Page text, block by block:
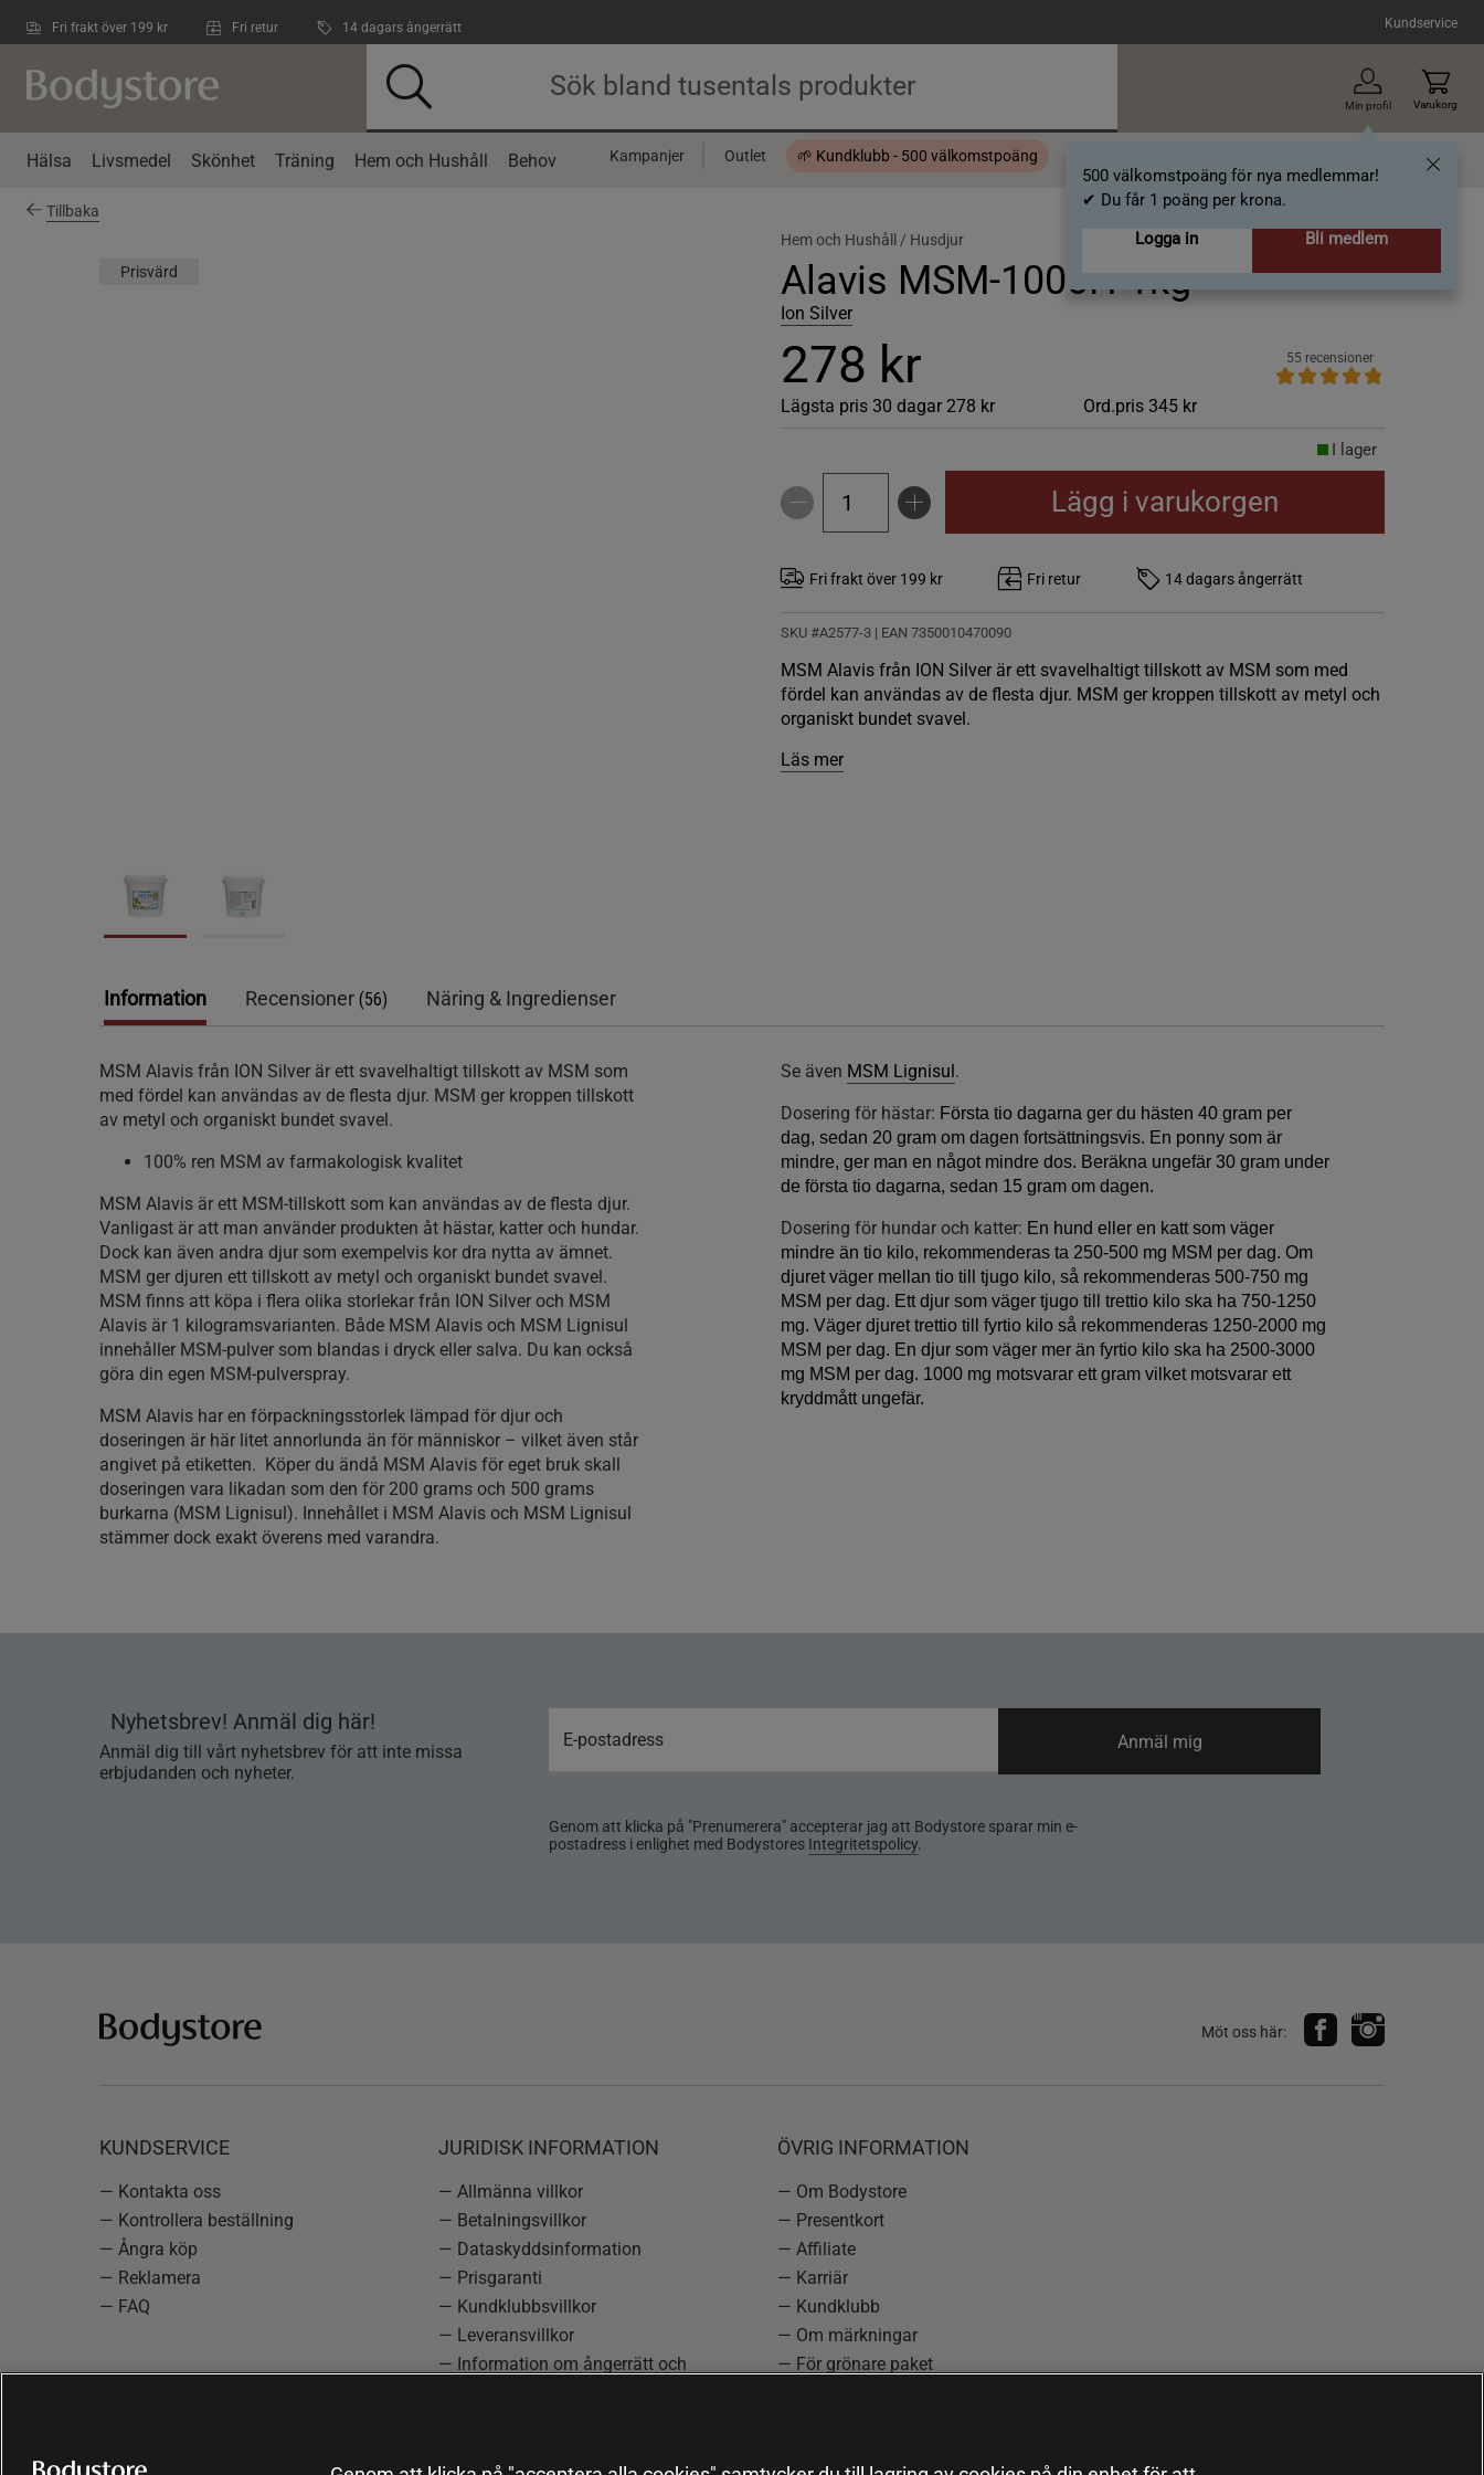
Fri frakt över 199 kr Fri retur 14 dagars ångerrätt Kundservice
Min profil
500 välkomstpoäng för nya medlemmar!
✔ Du får 1 poäng per krona.
Logga in
Bli medlem
Varukorg
Hälsa Livsmedel Skönhet Träning Hem och Hushåll Behov Kampanjer Outlet 🌱 Kundklubb - 500 välkomstpoäng
Tillbaka
Prisvärd
Hem och Hushåll / Husdjur
Alavis MSM-1000H 1kg
Ion Silver
278 kr
Lägsta pris 30 dagar 278 kr Ord.pris 345 kr
55 recensioner
I lager
Lägg i varukorgen
Fri frakt över 199 kr Fri retur 14 dagars ångerrätt
SKU #A2577-3 | EAN 7350010470090
MSM Alavis från ION Silver är ett svavelhaltigt tillskott av MSM som med
fördel kan användas av de flesta djur. MSM ger kroppen tillskott av metyl och
organiskt bundet svavel.
Läs mer
Information Recensioner (56) Näring & Ingredienser
MSM Alavis från ION Silver är ett svavelhaltigt tillskott av MSM som
med fördel kan användas av de flesta djur. MSM ger kroppen tillskott
av metyl och organiskt bundet svavel.
100% ren MSM av farmakologisk kvalitet
MSM Alavis är ett MSM-tillskott som kan användas av de flesta djur.
Vanligast är att man använder produkten åt hästar, katter och hundar.
Dock kan även andra djur som exempelvis kor dra nytta av ämnet.
MSM ger djuren ett tillskott av metyl och organiskt bundet svavel.
MSM finns att köpa i flera olika storlekar från ION Silver och MSM
Alavis är 1 kilogramsvarianten. Både MSM Alavis och MSM Lignisul
innehåller MSM-pulver som blandas i dryck eller salva. Du kan också
göra din egen MSM-pulverspray.
MSM Alavis har en förpackningsstorlek lämpad för djur och
doseringen är här litet annorlunda än för människor – vilket även står
angivet på etiketten. Köper du ändå MSM Alavis för eget bruk skall
doseringen vara likadan som den för 200 grams och 500 grams
burkarna (MSM Lignisul). Innehållet i MSM Alavis och MSM Lignisul
stämmer dock exakt överens med varandra.
Se även MSM Lignisul.
Dosering för hästar: Första tio dagarna ger du hästen 40 gram per
dag, sedan 20 gram om dagen fortsättningsvis. En ponny som är
mindre, ger man en något mindre dos. Beräkna ungefär 30 gram under
de första tio dagarna, sedan 15 gram om dagen.
Dosering för hundar och katter: En hund eller en katt som väger
mindre än tio kilo, rekommenderas ta 250-500 mg MSM per dag. Om
djuret väger mellan tio till tjugo kilo, så rekommenderas 500-750 mg
MSM per dag. Ett djur som väger tjugo till trettio kilo ska ha 750-1250
mg. Väger djuret trettio till fyrtio kilo så rekommenderas 1250-2000 mg
MSM per dag. En djur som väger mer än fyrtio kilo ska ha 2500-3000
mg MSM per dag. 1000 mg motsvarar ett gram vilket motsvarar ett
kryddmått ungefär.
Nyhetsbrev! Anmäl dig här!
Anmäl dig till vårt nyhetsbrev för att inte missa
erbjudanden och nyheter.
Genom att klicka på "Prenumerera" accepterar jag att Bodystore sparar min e-
postadress i enlighet med Bodystores Integritetspolicy.
Anmäl mig
Möt oss här:
KUNDSERVICE
— Kontakta oss
— Kontrollera beställning
— Ångra köp
— Reklamera
— FAQ
JURIDISK INFORMATION
— Allmänna villkor
— Betalningsvillkor
— Dataskyddsinformation
— Prisgaranti
— Kundklubbsvillkor
— Leveransvillkor
— Information om ångerrätt och
ÖVRIG INFORMATION
— Om Bodystore
— Presentkort
— Affiliate
— Karriär
— Kundklubb
— Om märkningar
— För grönare paket